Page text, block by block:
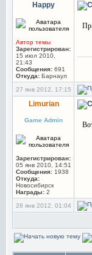
Happy
Автор темы
Зарегистрирован:
15 июл 2010,
21:43
Сообщения: 691
Откуда: Барнаул
27 янв 2012, 17:15
Limurian
Game Admin
Зарегистрирован:
05 янв 2010, 14:51
Сообщения: 1938
Откуда:
Новосибирск
Награды: 2
28 янв 2012, 01:04